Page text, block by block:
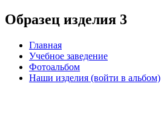
Образец изделия 3
Главная
Учебное заведение
Фотоальбом
Наши изделия (войти в альбом)